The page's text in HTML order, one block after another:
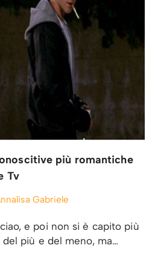
più romantiche
Tv
Gabriele
e poi non si è capito più
più e del meno, ma…